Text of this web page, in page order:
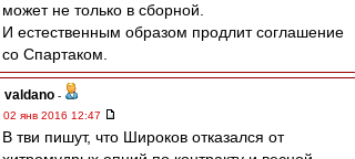
может не только в сборной.
И естественным образом продлит соглашение
со Спартаком.
valdano -
02 янв 2016 12:47
В тви пишут, что Широков отказался от